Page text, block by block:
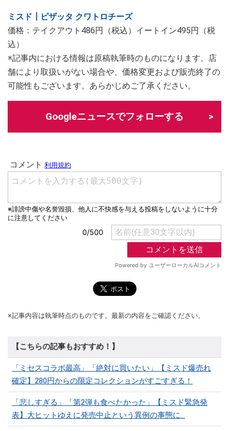
ミスド┃ピザッタ クワトロチーズ
価格：テイクアウト486円（税込）イートイン495円（税
込）
※記事内における情報は原稿執筆時のものになります。店
舗により取扱いがない場合や、価格変更および販売終了の
可能性もございます。あらかじめご了承ください。
Googleニュースでフォローする
※記事内容は執筆時点のものです。最新の内容をご確認ください。
【こちらの記事もおすすめ！】
「ミセスコラボ最高」「絶対に買いたい」【ミスド爆売れ
確定】280円からの限定コレクションがすごすぎる！
「悲しすぎる」「第2弾も食べたかった」【ミスド緊急発
表】大ヒットゆえに発売中止という異例の事態に…